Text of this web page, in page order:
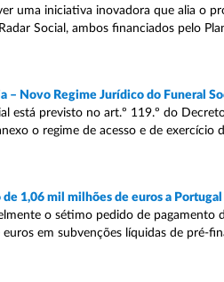
uma iniciativa inovadora que alia o
Social, ambos financiados pelo
– Novo Regime Jurídico do Funeral
está previsto no art.º 119.º do
o regime de acesso e de exercício
1,06 mil milhões de euros a
o sétimo pedido de pagamento
em subvenções líquidas de pré-